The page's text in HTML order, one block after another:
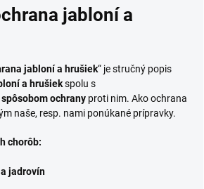
jabloní a
jabloní a hrušiek“ je stručný popis
a hrušiekspolu s
ochrany proti nim. Ako ochrana
naše, resp. nami ponúkané prípravky.
chorôb:
jadrovín